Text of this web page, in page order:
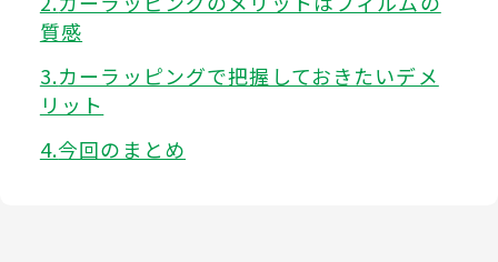
質感
カーラッピングで把握しておきたいデメ
リット
今回のまとめ